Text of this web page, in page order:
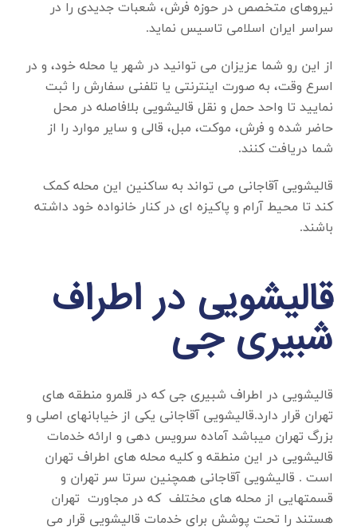
نیروهای متخصص در حوزه فرش، شعبات جدیدی را در
سراسر ایران اسلامی تاسیس نماید.
از این رو شما عزیزان می توانید در شهر یا محله خود، و در
اسرع وقت، به صورت اینترنتی یا تلفنی سفارش را ثبت
نمایید تا واحد حمل و نقل قالیشویی بلافاصله در محل
حاضر شده و فرش، موکت، مبل، قالی و سایر موارد را از
شما دریافت کنند.
قالیشویی آقاجانی می تواند به ساکنین این محله کمک
کند تا محیط آرام و پاکیزه ای در کنار خانواده خود داشته
باشند.
قالیشویی در اطراف
شبیری جی
قالیشویی در اطراف شبیری جی که در قلمرو منطقه های
تهران قرار دارد.قالیشویی آقاجانی یکی از خیابانهای اصلی و
بزرگ تهران میباشد آماده سرویس دهی و ارائه خدمات
قالیشویی در این منطقه و کلیه محله های اطراف تهران
است . قالیشویی آقاجانی همچنین سرتا سر تهران و
قسمتهایی از محله های مختلف که در مجاورت تهران
هستند را تحت پوشش برای خدمات قالیشویی قرار می